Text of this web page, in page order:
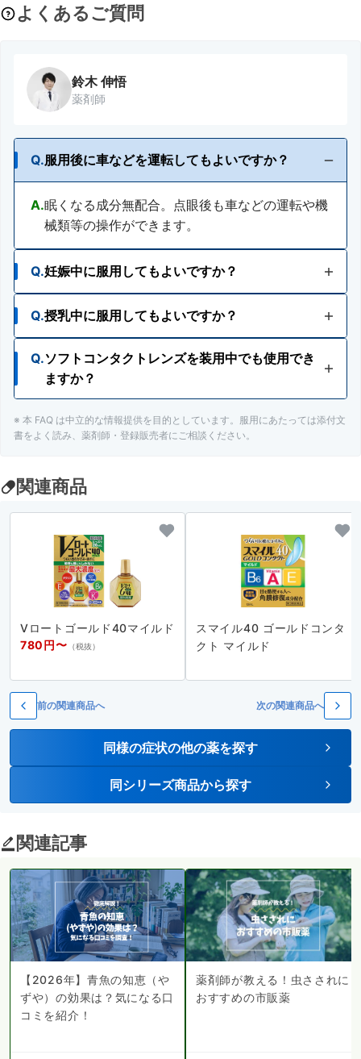
よくあるご質問
鈴木 伸悟
薬剤師
Q.服用後に車などを運転してもよいですか？
A.眠くなる成分無配合。点眼後も車などの運転や機
械類等の操作ができます。
Q.妊娠中に服用してもよいですか？
A.使用が検討できます。ただし、安易な使用は避
け、主治医にご相談ください。
Q.授乳中に服用してもよいですか？
A.使用が検討できます。ただし、安易な使用は避
け、主治医にご相談ください。
Q.ソフトコンタクトレンズを装用中でも使用でき
ますか？
A.ソフトコンタクトレンズを装着したまま使用しな
いでください。
※ 本 FAQ は中立的な情報提供を目的としています。服用にあたっては添付文
書をよく読み、薬剤師・登録販売者にご相談ください。
関連商品
Vロートゴールド40マイルド
780円〜 （税抜）
スマイル40 ゴールドコンタ
クト マイルド
前の関連商品へ 次の関連商品へ
同様の症状の他の薬を探す
同シリーズ商品から探す
関連記事
【2026年】青魚の知恵（や
ずや）の効果は？気になる口
コミを紹介！
薬剤師が教える！虫さされに
おすすめの市販薬